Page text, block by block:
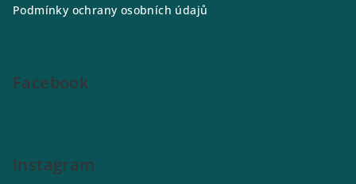
Podmínky ochrany osobních údajů
Facebook
Instagram